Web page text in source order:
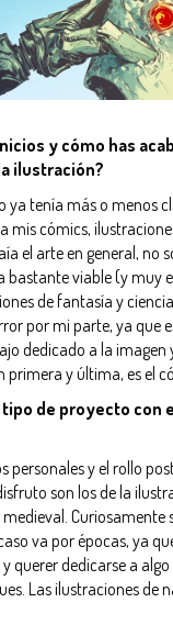
y cómo has
ilustración?
ya tenía más o menos
mis cómics,
el arte en general, no
bastante viable (y muy
de fantasía y
por mi parte, ya que
dedicado a la imagen
primera y última, es el
tipo de proyecto con
personales y el rollo
son los de la
Curiosamente
va por épocas, ya
querer dedicarse a
Las ilustraciones de